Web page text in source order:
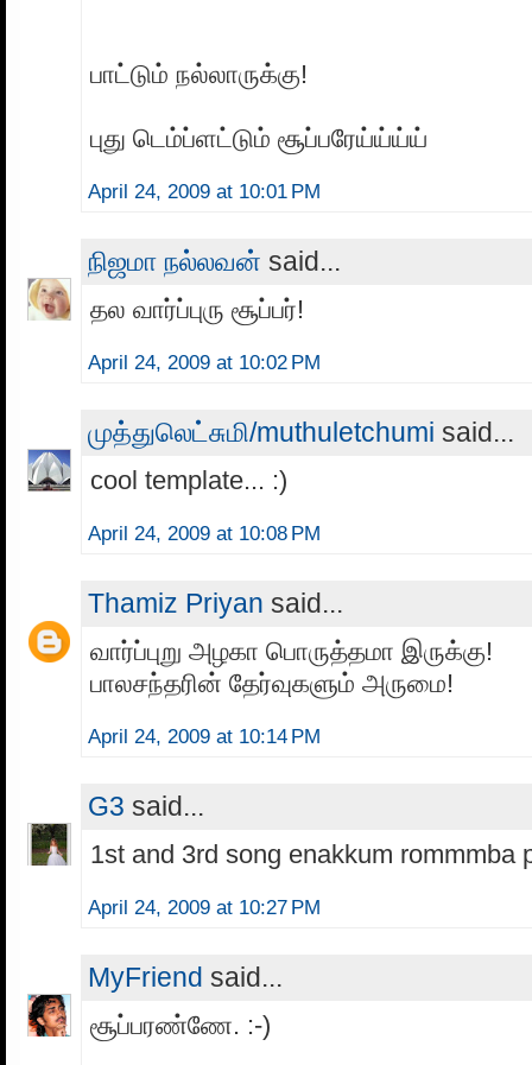
பாட்டும் நல்லாருக்கு!
புது டெம்ப்ளட்டும் சூப்பரேய்ய்ய்ய்
April 24, 2009 at 10:01 PM
நிஜமா நல்லவன் said...
தல வார்ப்புரு சூப்பர்!
April 24, 2009 at 10:02 PM
முத்துலெட்சுமி/muthuletchumi said...
cool template... :)
April 24, 2009 at 10:08 PM
Thamiz Priyan said...
வார்ப்புறு அழகா பொருத்தமா இருக்கு!
பாலசந்தரின் தேர்வுகளும் அருமை!
April 24, 2009 at 10:14 PM
G3 said...
1st and 3rd song enakkum rommmba
April 24, 2009 at 10:27 PM
MyFriend said...
சூப்பரண்ணே. :-)